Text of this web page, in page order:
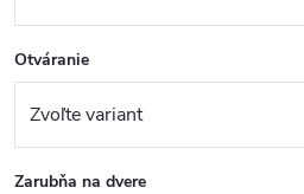
Otváranie
Zarubňa na dvere